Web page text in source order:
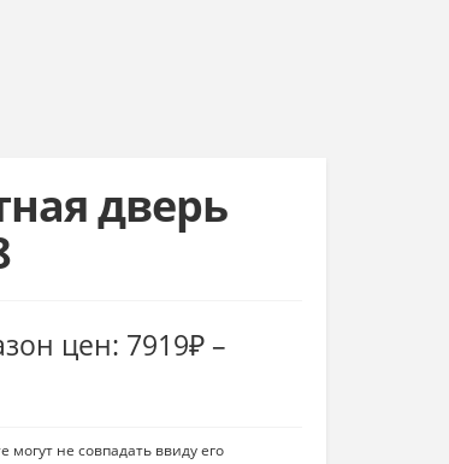
дверь
цен: 7919₽ –
не совпадать ввиду его